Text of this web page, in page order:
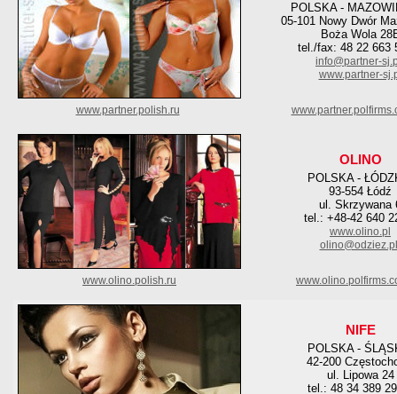
POLSKA -
05-101 Nowy Dwór
Boża Wola
tel./fax: 48 22 663
info@partner-
www.partner-
www.partner.polish.ru
OLINO
POLSKA -
93-554 Łódź
ul. Skrzywana
tel.: +48-42 640
www.olino.pl
olino@odziez.pl
www.olino.polish.ru
NIFE
POLSKA -
42-200
ul. Lipowa 24
tel.: 48 34 389